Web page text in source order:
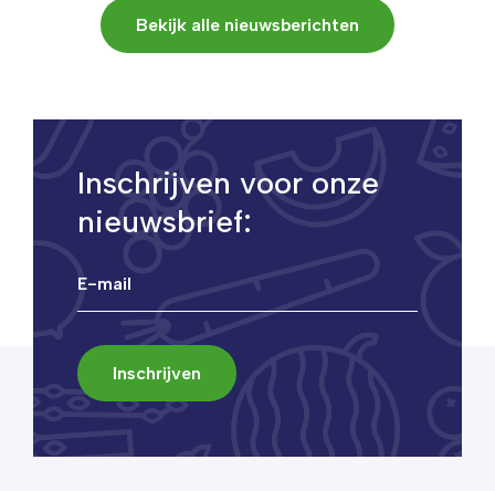
Bekijk alle nieuwsberichten
Inschrijven voor onze
nieuwsbrief: